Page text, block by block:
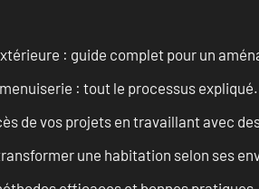
: guide complet pour un
: tout le processus expliqué.
de vos projets en travaillant avec
une habitation selon ses